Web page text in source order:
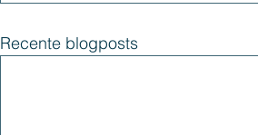
Recente blogposts